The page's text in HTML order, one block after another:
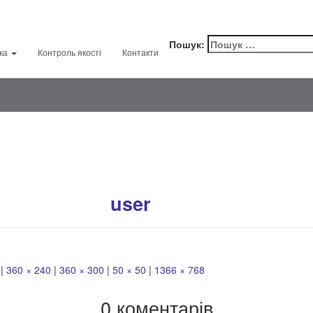
Контроль якості Контакти
Пошук:
user
| 360 × 240 | 360 × 300 | 50 × 50 | 1366 × 768